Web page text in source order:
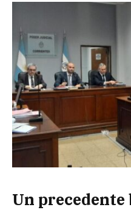
Un precedente